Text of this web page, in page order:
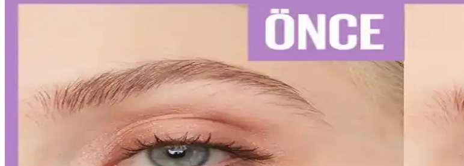
Diş Hassasiyetini Azaltan Doğru Diş Macunu Seçimi ve Kullanım İpuçları
Diş hassasiyetini hafifletmek ve sağlıklı bir gülüşe ulaşmak için doğru diş macunu seçimi ve düzenli kullanım önemlidir.
Kalıcı Kalem Göz Makyajı: Uzun Süre Dayanan ve Pratik Kullanım İpuçları
Kalıcı kalem göz makyajı, suya ve tere dayanıklı formülleriyle uzun süre kalıcı ve net çizgiler sağlar. Uygulama ve
Kalıcı Oje Seçenekleri: Nail Master M377 ve M378 Modellerinin Detaylı Analizi
Nail Master M377 ve M378 modelleri, dayanıklılık ve parlaklık sunan kalıcı ojeler arasında öne çıkar. Bu modellerin
İslak Ruj Uygulama ve Bakım İpuçlarıyla Mükemmel Dudaklara Ulaşın